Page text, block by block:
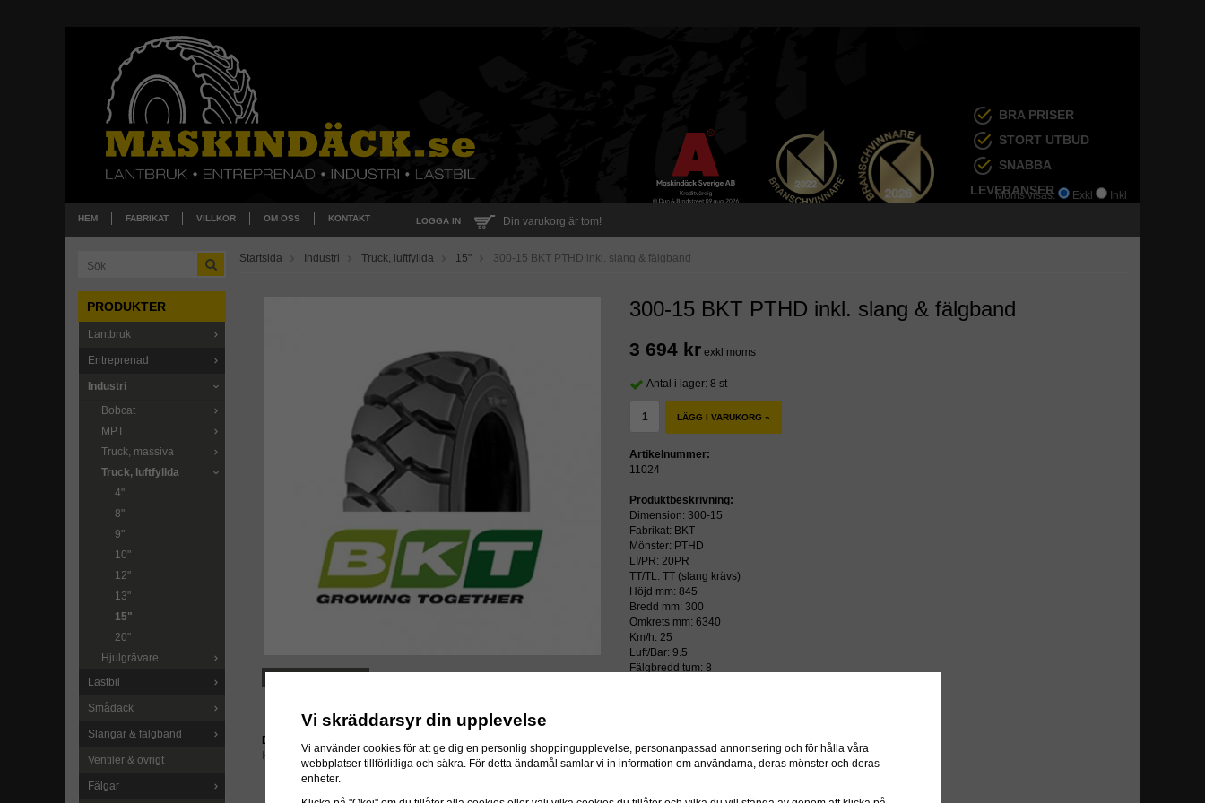
BRA PRISER
STORT UTBUD
SNABBA
LEVERANSER
Moms visas: Exkl Inkl
HEM FABRIKAT VILLKOR OM OSS KONTAKT LOGGA IN Din varukorg är tom!
PRODUKTER
Lantbruk
Entreprenad
Industri
Bobcat
MPT
Truck, massiva
Truck, luftfyllda
4"
8"
9"
10"
12"
13"
15"
20"
Hjulgrävare
Lastbil
Smådäck
Slangar & fälgband
Ventiler & övrigt
Fälgar
Startsida Industri Truck, luftfyllda 15" 300-15 BKT PTHD inkl. slang & fälgband
Direktlänk:
Högerklicka och kopiera adressen
300-15 BKT PTHD inkl. slang & fälgband
3 694 kr exkl moms
Antal i lager: 8 st
LÄGG I VARUKORG »
Artikelnummer:
11024
Produktbeskrivning:
Dimension: 300-15
Fabrikat: BKT
Mönster: PTHD
LI/PR: 20PR
TT/TL: TT (slang krävs)
Höjd mm: 845
Bredd mm: 300
Omkrets mm: 6340
Km/h: 25
Luft/Bar: 9.5
Fälgbredd tum: 8
Vi skräddarsyr din upplevelse
Vi använder cookies för att ge dig en personlig shoppingupplevelse, personanpassad annonsering och för hålla våra
webbplatser tillförlitliga och säkra. För detta ändamål samlar vi in information om användarna, deras mönster och deras
enheter.